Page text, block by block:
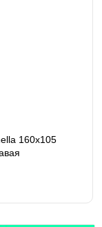
160x105